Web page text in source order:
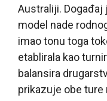
Australiji. Događaj
model nade
imao tonu toga
etablirala kao
balansira
prikazuje obe